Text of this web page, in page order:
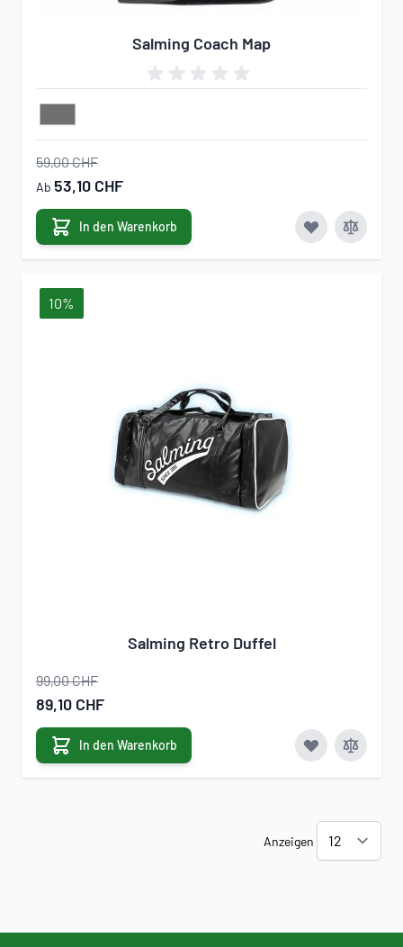
Salming Coach Map
59,00 CHF
Ab 53,10 CHF
In den Warenkorb
10%
Salming Retro Duffel
99,00 CHF
Sonderangebot
89,10 CHF
In den Warenkorb
Anzeigen